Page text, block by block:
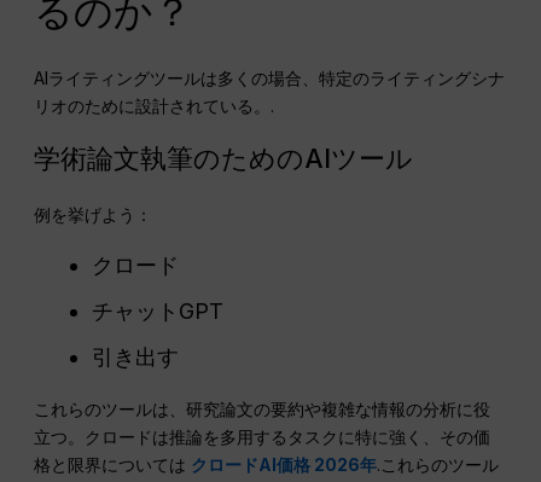
るのか？
AIライティングツールは多くの場合、特定のライティングシナ
リオのために設計されている。.
学術論文執筆のためのAIツール
例を挙げよう：
クロード
チャットGPT
引き出す
これらのツールは、研究論文の要約や複雑な情報の分析に役
立つ。クロードは推論を多用するタスクに特に強く、その価
格と限界については クロードAI価格 2026年.これらのツール